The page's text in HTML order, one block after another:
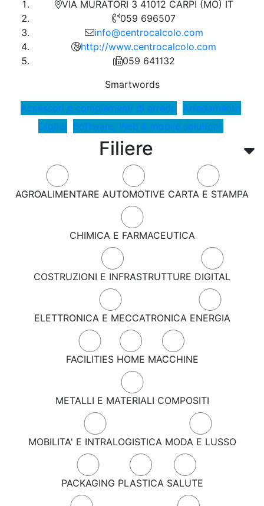
Filiere
AGROALIMENTARE AUTOMOTIVE CARTA E STAMPA
CHIMICA E FARMACEUTICA
COSTRUZIONI E INFRASTRUTTURE DIGITAL
ELETTRONICA E MECCATRONICA ENERGIA
FACILITIES HOME MACCHINE
METALLI E MATERIALI COMPOSITI
MOBILITA' E INTRALOGISTICA MODA E LUSSO
PACKAGING PLASTICA SALUTE
VIA MURATORI 3 41012 CARPI (MO) IT
059 696507
info@centrocalcolo.com
http://www.centrocalcolo.com
059 641132
Smartwords
Accessori e complementi di arredo Arredamento
Digital Software, Web & mobile solutions